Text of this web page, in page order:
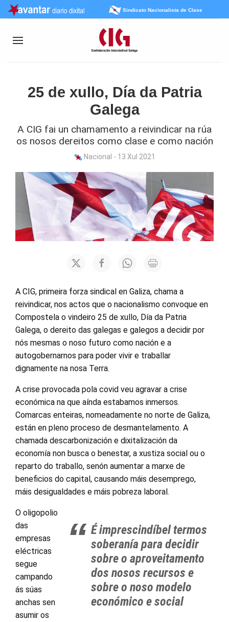
Sindicato Nacionalista de Clase
25 de xullo, Día da Patria
Galega
A CIG fai un chamamento a reivindicar na rúa
os nosos dereitos como clase e como nación
Nacional - 13 Xul 2021
A CIG, primeira forza sindical en Galiza, chama a
reivindicar, nos actos que o nacionalismo convoque en
Compostela o vindeiro 25 de xullo, Día da Patria
Galega, o dereito das galegas e galegos a decidir por
nós mesmas o noso futuro como nación e a
autogobernarnos para poder vivir e traballar
dignamente na nosa Terra.
A crise provocada pola covid veu agravar a crise
económica na que aínda estabamos inmersos.
Comarcas enteiras, nomeadamente no norte de Galiza,
están en pleno proceso de desmantelamento. A
chamada descarbonización e dixitalización da
economía non busca o benestar, a xustiza social ou o
reparto do traballo, senón aumentar a marxe de
beneficios do capital, causando máis desemprego,
máis desigualdades e máis pobreza laboral.
É imprescindíbel termos
soberanía para decidir
sobre o aproveitamento
dos nosos recursos e
sobre o noso modelo
económico e social
O oligopolio
das
empresas
eléctricas
segue
campando
ás súas
anchas sen
asumir os